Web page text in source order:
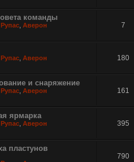
команды
Рупас Аверон 7
Рупас Аверон 180
и снаряжение
Рупас Аверон 161
ярмарка
Рупас Аверон 395
пластунов
790